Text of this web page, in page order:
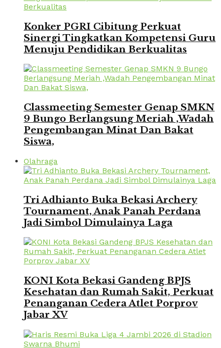
Konker PGRI Cibitung Perkuat
Sinergi Tingkatkan Kompetensi Guru
Menuju Pendidikan Berkualitas
Classmeeting Semester Genap SMKN
9 Bungo Berlangsung Meriah ,Wadah
Pengembangan Minat Dan Bakat
Siswa,
Olahraga
Tri Adhianto Buka Bekasi Archery
Tournament, Anak Panah Perdana
Jadi Simbol Dimulainya Laga
KONI Kota Bekasi Gandeng BPJS
Kesehatan dan Rumah Sakit, Perkuat
Penanganan Cedera Atlet Porprov
Jabar XV